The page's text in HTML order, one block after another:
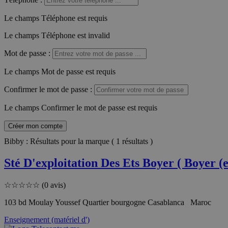
Le champs Téléphone est requis
Le champs Téléphone est invalid
Mot de passe :
Le champs Mot de passe est requis
Confirmer le mot de passe :
Le champs Confirmer le mot de passe est requis
Créer mon compte
Bibby : Résultats pour la marque ( 1 résultats )
Sté D'exploitation Des Ets Boyer ( Boyer
☆☆☆☆☆ (0 avis)
103 bd Moulay Youssef Quartier bourgogne Casablanca Maroc
Enseignement (matériel d')